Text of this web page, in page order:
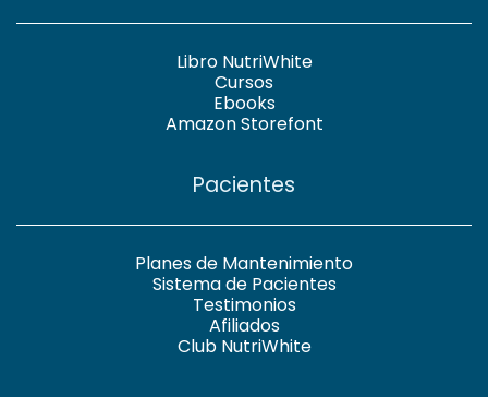
Libro NutriWhite
Cursos
Ebooks
Amazon Storefont
Pacientes
Planes de Mantenimiento
Sistema de Pacientes
Testimonios
Afiliados
Club NutriWhite